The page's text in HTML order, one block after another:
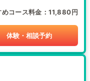
めコース料金 11,880円
体験・相談予約